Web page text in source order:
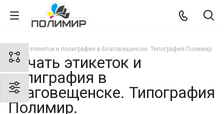
Печать этикеток и полиграфия в Благовещенске. Типография Полимир.
Печать этикеток и
полиграфия в
Благовещенске. Типография
Полимир.